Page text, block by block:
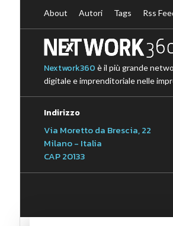
About Autori Tags Rss
Nextwork360 è il più grande
digitale e imprenditoriale nelle
Indirizzo
Via Moretto da Brescia, 22
Milano - Italia
CAP 20133